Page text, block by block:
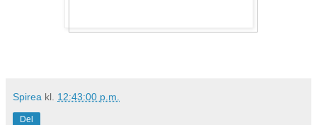
Spirea kl. 12:43:00 p.m.
Del